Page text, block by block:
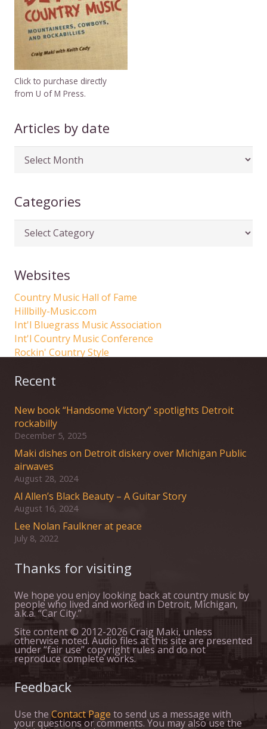
Click to purchase directly
from U of M Press.
Articles by date
Articles
date
Categories
Categories
Websites
Country Music Hall of Fame
Hillbilly-Music.com
Int'l Bluegrass Music Association
Int'l Country Music Conference
Rockin' Country Style
Recent
New book “Handsome Victory” spotlights Detroit
rockabilly
December 5, 2025
Maki dishes on Detroit diskery over Michigan Public
airwaves
August 28, 2024
Al Allen’s Black Beauty – A Guitar Story
August 16, 2024
Lee Nolan Faulkner at peace
July 8, 2022
Thanks for visiting
We hope you enjoy looking back at country music by
people who lived and worked in Detroit, Michigan,
a.k.a. “Car City.”
Site content © 2012-2026 Craig Maki, unless
otherwise noted. Audio files at this site are presented
under “fair use” copyright rules and do not
reproduce complete works.
Feedback
Use the Contact Page to send us a message with
your questions or comments. You may also use the